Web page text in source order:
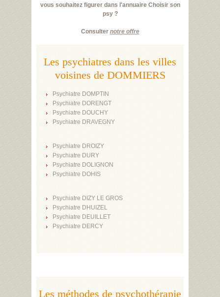
vous souhaitez figurer dans l'annuaire Choisir son
psy ?
Consulter notre offre
Les psychiatres dans les villes
voisines de DOMMIERS
Psychiatre DOMPTIN
Psychiatre DORENGT
Psychiatre DOUCHY
Psychiatre DRAVEGNY
Psychiatre DROIZY
Psychiatre DURY
Psychiatre DOLIGNON
Psychiatre DOHIS
Psychiatre DIZY LE GROS
Psychiatre DHUIZEL
Psychiatre DEUILLET
Psychiatre DERCY
Les méthodes de psychothérapie